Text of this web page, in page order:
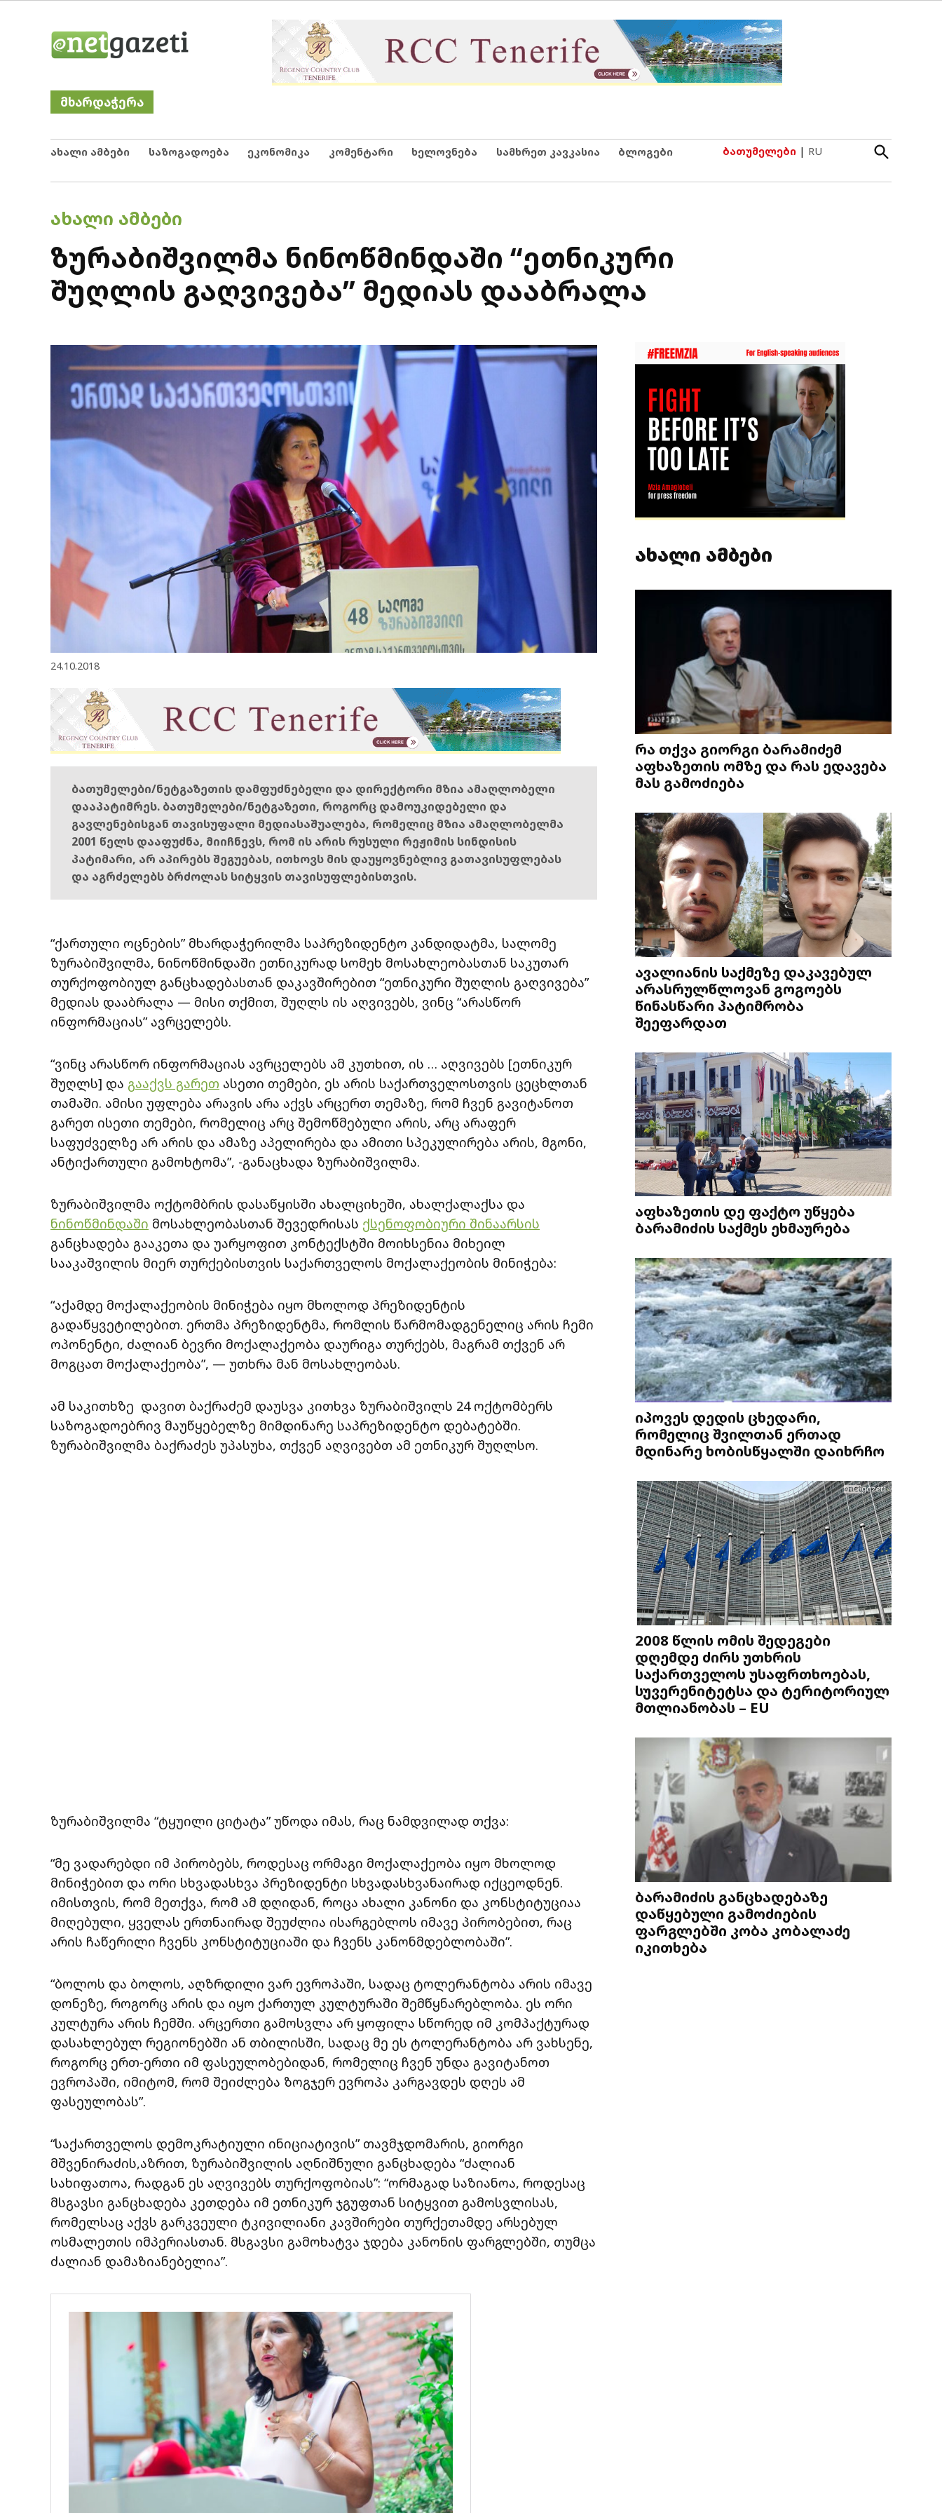
Netgazeti
მხარდაჭერა
ახალი ამბები საზოგადოება ეკონომიკა კომენტარი ხელოვნება სამხრეთ კავკასია ბლოგები ბათუმელები | RU
Open
Search
POSTED
ᲐᲮᲐᲚᲘ ᲐᲛᲑᲔᲑᲘ
ზურაბიშვილმა ნინოწმინდაში “ეთნიკური
შუღლის გაღვივება” მედიას დააბრალა
24.10.2018
ბათუმელები/ნეტგაზეთის დამფუძნებელი და დირექტორი მზია ამაღლობელი
დააპატიმრეს. ბათუმელები/ნეტგაზეთი, როგორც დამოუკიდებელი და
გავლენებისგან თავისუფალი მედიასაშუალება, რომელიც მზია ამაღლობელმა
2001 წელს დააფუძნა, მიიჩნევს, რომ ის არის რუსული რეჟიმის სინდისის
პატიმარი, არ აპირებს შეგუებას, ითხოვს მის დაუყოვნებლივ გათავისუფლებას
და აგრძელებს ბრძოლას სიტყვის თავისუფლებისთვის.
“ქართული ოცნების” მხარდაჭერილმა საპრეზიდენტო კანდიდატმა, სალომე
ზურაბიშვილმა, ნინოწმინდაში ეთნიკურად სომეხ მოსახლეობასთან საკუთარ
თურქოფობიულ განცხადებასთან დაკავშირებით “ეთნიკური შუღლის გაღვივება”
მედიას დააბრალა — მისი თქმით, შუღლს ის აღვივებს, ვინც “არასწორ
ინფორმაციას” ავრცელებს.
“ვინც არასწორ ინფორმაციას ავრცელებს ამ კუთხით, ის … აღვივებს [ეთნიკურ
შუღლს] და გააქვს გარეთ ასეთი თემები, ეს არის საქართველოსთვის ცეცხლთან
თამაში. ამისი უფლება არავის არა აქვს არცერთ თემაზე, რომ ჩვენ გავიტანოთ
გარეთ ისეთი თემები, რომელიც არც შემოწმებული არის, არც არაფერ
საფუძველზე არ არის და ამაზე აპელირება და ამითი სპეკულირება არის, მგონი,
ანტიქართული გამოხტომა”, -განაცხადა ზურაბიშვილმა.
ზურაბიშვილმა ოქტომბრის დასაწყისში ახალციხეში, ახალქალაქსა და
ნინოწმინდაში მოსახლეობასთან შევედრისას ქსენოფობიური შინაარსის
განცხადება გააკეთა და უარყოფით კონტექსტში მოიხსენია მიხეილ
სააკაშვილის მიერ თურქებისთვის საქართველოს მოქალაქეობის მინიჭება:
“აქამდე მოქალაქეობის მინიჭება იყო მხოლოდ პრეზიდენტის
გადაწყვეტილებით. ერთმა პრეზიდენტმა, რომლის წარმომადგენელიც არის ჩემი
ოპონენტი, ძალიან ბევრი მოქალაქეობა დაურიგა თურქებს, მაგრამ თქვენ არ
მოგცათ მოქალაქეობა”, — უთხრა მან მოსახლეობას.
ამ საკითხზე დავით ბაქრაძემ დაუსვა კითხვა ზურაბიშვილს 24 ოქტომბერს
საზოგადოებრივ მაუწყებელზე მიმდინარე საპრეზიდენტო დებატებში.
ზურაბიშვილმა ბაქრაძეს უპასუხა, თქვენ აღვივებთ ამ ეთნიკურ შუღლსო.
ზურაბიშვილმა “ტყუილი ციტატა” უწოდა იმას, რაც ნამდვილად თქვა:
“მე ვადარებდი იმ პირობებს, როდესაც ორმაგი მოქალაქეობა იყო მხოლოდ
მინიჭებით და ორი სხვადასხვა პრეზიდენტი სხვადასხვანაირად იქცეოდნენ.
იმისთვის, რომ მეთქვა, რომ ამ დღიდან, როცა ახალი კანონი და კონსტიტუციაა
მიღებული, ყველას ერთნაირად შეუძლია ისარგებლოს იმავე პირობებით, რაც
არის ჩაწერილი ჩვენს კონსტიტუციაში და ჩვენს კანონმდებლობაში”.
“ბოლოს და ბოლოს, აღზრდილი ვარ ევროპაში, სადაც ტოლერანტობა არის იმავე
დონეზე, როგორც არის და იყო ქართულ კულტურაში შემწყნარებლობა. ეს ორი
კულტურა არის ჩემში. არცერთი გამოსვლა არ ყოფილა სწორედ იმ კომპაქტურად
დასახლებულ რეგიონებში ან თბილისში, სადაც მე ეს ტოლერანტობა არ ვახსენე,
როგორც ერთ-ერთი იმ ფასეულობებიდან, რომელიც ჩვენ უნდა გავიტანოთ
ევროპაში, იმიტომ, რომ შეიძლება ზოგჯერ ევროპა კარგავდეს დღეს ამ
ფასეულობას”.
“საქართველოს დემოკრატიული ინიციატივის” თავმჯდომარის, გიორგი
მშვენირაძის,აზრით, ზურაბიშვილის აღნიშნული განცხადება “ძალიან
სახიფათოა, რადგან ეს აღვივებს თურქოფობიას”: “ორმაგად საზიანოა, როდესაც
მსგავსი განცხადება კეთდება იმ ეთნიკურ ჯგუფთან სიტყვით გამოსვლისას,
რომელსაც აქვს გარკვეული ტკივილიანი კავშირები თურქეთამდე არსებულ
ოსმალეთის იმპერიასთან. მსგავსი გამოხატვა ჯდება კანონის ფარგლებში, თუმცა
ძალიან დამაზიანებელია”.
ახალი ამბები
რა თქვა გიორგი ბარამიძემ
აფხაზეთის ომზე და რას ედავება
მას გამოძიება
ავალიანის საქმეზე დაკავებულ
არასრულწლოვან გოგოებს
წინასწარი პატიმრობა
შეეფარდათ
აფხაზეთის დე ფაქტო უწყება
ბარამიძის საქმეს ეხმაურება
იპოვეს დედის ცხედარი,
რომელიც შვილთან ერთად
მდინარე ხობისწყალში დაიხრჩო
2008 წლის ომის შედეგები
დღემდე ძირს უთხრის
საქართველოს უსაფრთხოებას,
სუვერენიტეტსა და ტერიტორიულ
მთლიანობას – EU
ბარამიძის განცხადებაზე
დაწყებული გამოძიების
ფარგლებში კობა კობალაძე
იკითხება